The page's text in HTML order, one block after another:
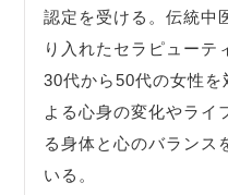
認定を受ける。伝統中
り入れたセラピューテ
30代から50代の女性を
よる心身の変化やライ
る身体と心のバランス
いる。